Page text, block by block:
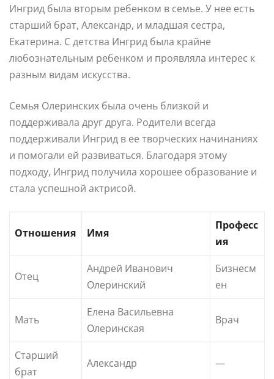
Ингрид была вторым ребенком в семье. У нее есть
старший брат, Александр, и младшая сестра,
Екатерина. С детства Ингрид была крайне
любознательным ребенком и проявляла интерес к
разным видам искусства.
Семья Олеринских была очень близкой и
поддерживала друг друга. Родители всегда
поддерживали Ингрид в ее творческих начинаниях
и помогали ей развиваться. Благодаря этому
подходу, Ингрид получила хорошее образование и
стала успешной актрисой.
Отношения Имя
Професс
ия
Отец
Андрей Иванович
Олеринский
Бизнесм
ен
Мать
Елена Васильевна
Олеринская
Врач
Старший
брат
Александр —